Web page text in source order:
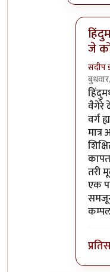
जे
संदीप
In
वैगेरे
वर्ग
मात्र
तरी
एक